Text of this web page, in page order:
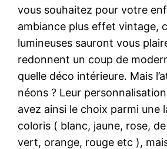
vous souhaitez pour votre
ambiance plus effet vintage,
lumineuses sauront vous
redonnent un coup de
quelle déco intérieure. Mais
néons ? Leur
avez ainsi le choix parmi une
coloris ( blanc, jaune, rose,
vert, orange, rouge etc ),